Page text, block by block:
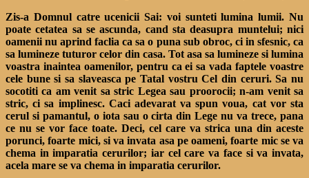
Zis-a Domnul catre ucenicii Sai: voi sunteti lumina lumii. Nu
poate cetatea sa se ascunda, cand sta deasupra muntelui; nici
oamenii nu aprind faclia ca sa o puna sub obroc, ci in sfesnic, ca
sa lumineze tuturor celor din casa. Tot asa sa lumineze si lumina
voastra inaintea oamenilor, pentru ca ei sa vada faptele voastre
cele bune si sa slaveasca pe Tatal vostru Cel din ceruri. Sa nu
socotiti ca am venit sa stric Legea sau proorocii; n-am venit sa
stric, ci sa implinesc. Caci adevarat va spun voua, cat vor sta
cerul si pamantul, o iota sau o cirta din Lege nu va trece, pana
ce nu se vor face toate. Deci, cel care va strica una din aceste
porunci, foarte mici, si va invata asa pe oameni, foarte mic se va
chema in imparatia cerurilor; iar cel care va face si va invata,
acela mare se va chema in imparatia cerurilor.